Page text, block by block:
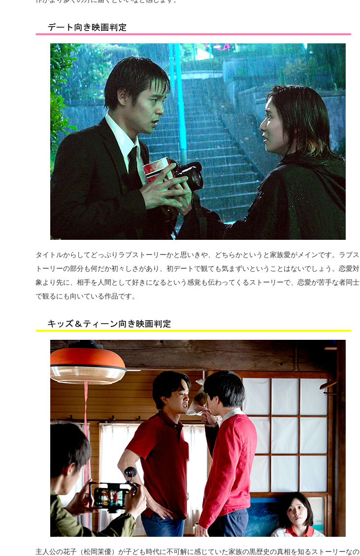
タイトルからしてどっぷりラブストーリーかと思いきや、どちらかというと家族愛がメインです。ラブス
トーリーの部分も何だか初々しさがあり、初デートで観ても気まずいということはないでしょう。恋愛対
象より先に、相手を人間として好きになるという感覚も伝わってくるストーリーで、恋愛が苦手な者同士
で観るにも向いている作品です。
主人公の花子（松岡茉優）が子ども時代に不可解に感じていた家族の黒歴史の真相を知るストーリーなの